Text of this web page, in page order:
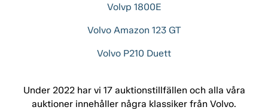
Volvp 1800E
Volvo Amazon 123 GT
Volvo P210 Duett
Under 2022 har vi 17 auktionstillfällen och alla våra
auktioner innehåller några klassiker från Volvo.